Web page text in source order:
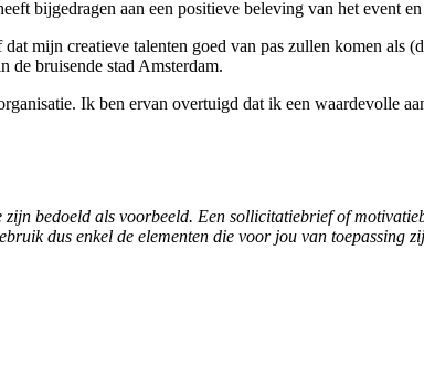
bijgedragen aan een positieve beleving van het event
mijn creatieve talenten goed van pas zullen komen als
de bruisende stad Amsterdam.
Ik ben ervan overtuigd dat ik een waardevolle
bedoeld als voorbeeld. Een sollicitatiebrief of
dus enkel de elementen die voor jou van toepassing